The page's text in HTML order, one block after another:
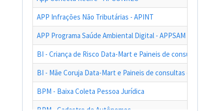
APP Infrações Não Tributárias - APINT
APP Programa Saúde Ambiental Digital - APPSAM
BI - Criança de Risco Data-Mart e Paineis de consultas das
BI - Mãe Coruja Data-Mart e Paineis de consultas das
BPM - Baixa Coleta Pessoa Jurídica